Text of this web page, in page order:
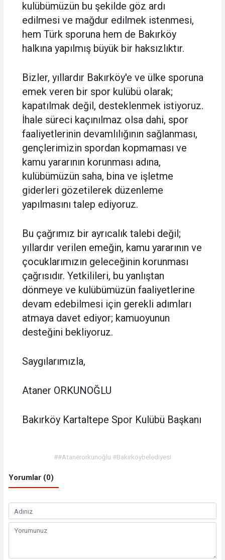
kulübümüzün bu şekilde göz ardı
edilmesi ve mağdur edilmek istenmesi,
hem Türk sporuna hem de Bakırköy
halkına yapılmış büyük bir haksızlıktır.
Bizler, yıllardır Bakırköy'e ve ülke sporuna
emek veren bir spor kulübü olarak;
kapatılmak değil, desteklenmek istiyoruz.
İhale süreci kaçınılmaz olsa dahi, spor
faaliyetlerinin devamlılığının sağlanması,
gençlerimizin spordan kopmaması ve
kamu yararının korunması adına,
kulübümüzün saha, bina ve işletme
giderleri gözetilerek düzenleme
yapılmasını talep ediyoruz.
Bu çağrımız bir ayrıcalık talebi değil;
yıllardır verilen emeğin, kamu yararının ve
çocuklarımızın geleceğinin korunması
çağrısıdır. Yetkilileri, bu yanlıştan
dönmeye ve kulübümüzün faaliyetlerine
devam edebilmesi için gerekli adımları
atmaya davet ediyor; kamuoyunun
desteğini bekliyoruz.
Saygılarımızla,
Ataner ORKUNOĞLU
Bakırköy Kartaltepe Spor Kulübü Başkanı
##Atanerorkunoğlu #Bakırköybelediyesi
Yorumlar (0)